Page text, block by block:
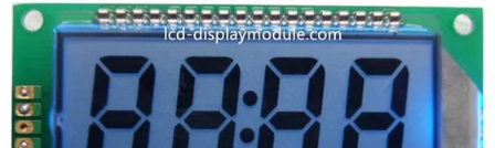
উদ্ধৃতির
জন্য
আবেদন